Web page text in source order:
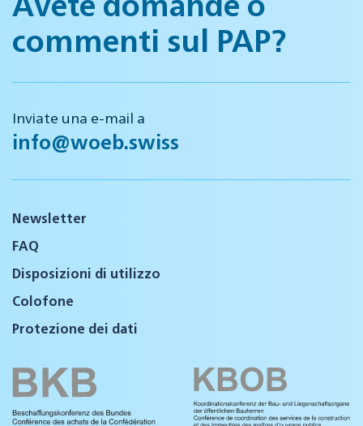
commenti sul PAP?
Inviate una e-mail a
info@woeb.swiss
Newsletter
FAQ
Disposizioni di utilizzo
Colofone
Protezione dei dati